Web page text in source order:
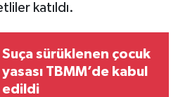
katıldı.
Suça sürüklenen çocuk
yasası TBMM’de kabul
edildi